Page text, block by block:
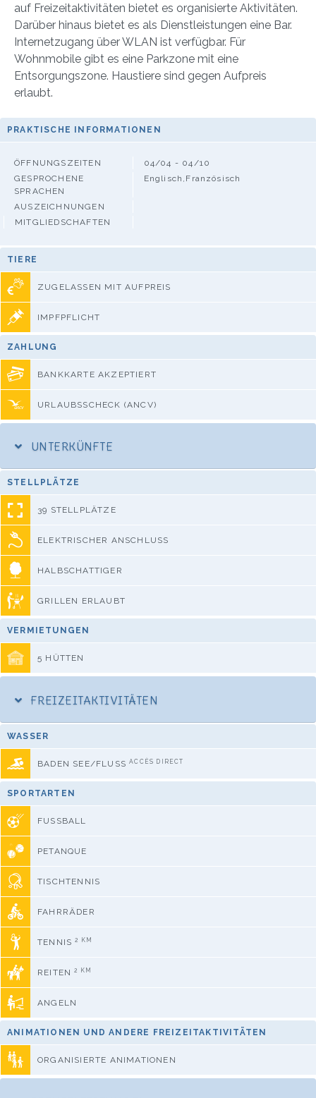
auf Freizeitaktivitäten bietet es organisierte Aktivitäten.
Darüber hinaus bietet es als Dienstleistungen eine Bar.
Internetzugang über WLAN ist verfügbar. Für
Wohnmobile gibt es eine Parkzone mit eine
Entsorgungszone. Haustiere sind gegen Aufpreis
erlaubt.
PRAKTISCHE INFORMATIONEN
ÖFFNUNGSZEITEN
04/04 - 04/10
GESPROCHENE
SPRACHEN
Englisch,Französisch
AUSZEICHNUNGEN
MITGLIEDSCHAFTEN
TIERE
ZUGELASSEN MIT AUFPREIS
IMPFPFLICHT
ZAHLUNG
BANKKARTE AKZEPTIERT
URLAUBSSCHECK (ANCV)
UNTERKÜNFTE
STELLPLÄTZE
39 STELLPLÄTZE
ELEKTRISCHER ANSCHLUSS
HALBSCHATTIGER
GRILLEN ERLAUBT
VERMIETUNGEN
5 HÜTTEN
FREIZEITAKTIVITÄTEN
WASSER
BADEN SEE/FLUSSACCÈS DIRECT
SPORTARTEN
FUSSBALL
PETANQUE
TISCHTENNIS
FAHRRÄDER
TENNIS2 KM
REITEN2 KM
ANGELN
ANIMATIONEN UND ANDERE FREIZEITAKTIVITÄTEN
ORGANISIERTE ANIMATIONEN